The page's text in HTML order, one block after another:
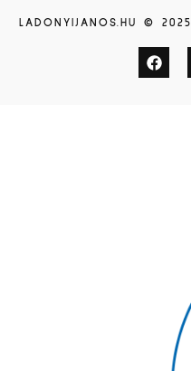
LADONYIJANOS.HU ©